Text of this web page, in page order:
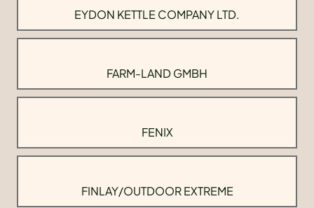
EYDON KETTLE COMPANY LTD.
FARM-LAND GMBH
FENIX
FINLAY/OUTDOOR EXTREME